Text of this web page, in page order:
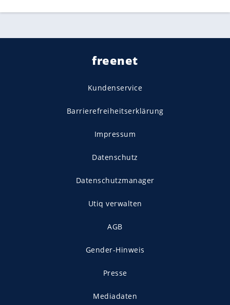
freenet
Kundenservice
Barrierefreiheitserklärung
Impressum
Datenschutz
Datenschutzmanager
Utiq verwalten
AGB
Gender-Hinweis
Presse
Mediadaten